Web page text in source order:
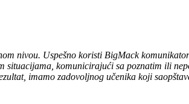
nivou. Uspešno koristi BigMack
komunicirajući sa poznatim ili
imamo zadovoljnog učenika koji